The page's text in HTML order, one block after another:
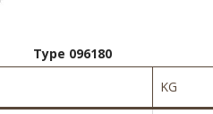
Type 096180
KG